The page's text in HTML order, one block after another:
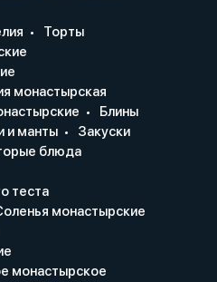
Торты
монастырская
Блины
и манты
Закуски
блюда
теста
монастырские
монастырское